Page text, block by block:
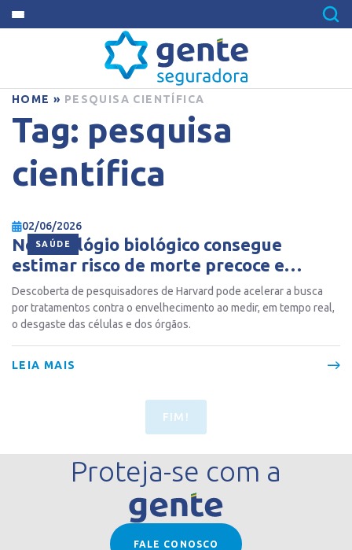
HOME » PESQUISA CIENTÍFICA
Tag: pesquisa
científica
SAÚDE
02/06/2026
Novo relógio biológico consegue
estimar risco de morte precoce e
revelar a verdadeira idade do corpo
Descoberta de pesquisadores de Harvard pode acelerar a busca
por tratamentos contra o envelhecimento ao medir, em tempo real,
o desgaste das células e dos órgãos.
LEIA MAIS
FIM!
Proteja-se com a
FALE CONOSCO